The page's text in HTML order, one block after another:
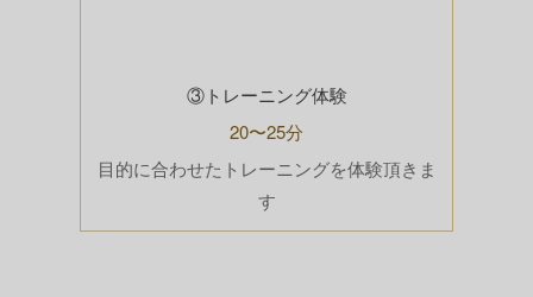
③トレーニング体験
20〜25分
目的に合わせたトレーニングを体験頂きま
す